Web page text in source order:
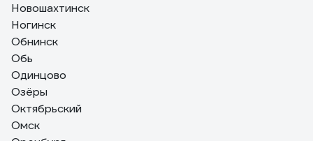
Новошахтинск
Ногинск
Обнинск
Обь
Одинцово
Озёры
Октябрьский
Омск